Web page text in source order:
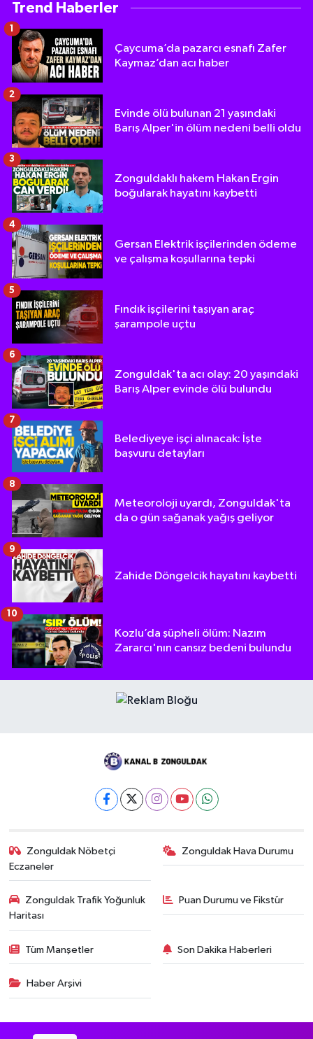
Trend Haberler
Çaycuma’da pazarcı esnafı Zafer
Kaymaz’dan acı haber
1
Evinde ölü bulunan 21 yaşındaki
Barış Alper'in ölüm nedeni belli oldu
2
Zonguldaklı hakem Hakan Ergin
boğularak hayatını kaybetti
3
Gersan Elektrik işçilerinden ödeme
ve çalışma koşullarına tepki
4
Fındık işçilerini taşıyan araç
şarampole uçtu
5
Zonguldak'ta acı olay: 20 yaşındaki
Barış Alper evinde ölü bulundu
6
Belediyeye işçi alınacak: İşte
başvuru detayları
7
Meteoroloji uyardı, Zonguldak'ta
da o gün sağanak yağış geliyor
8
Zahide Döngelcik hayatını kaybetti
9
Kozlu’da şüpheli ölüm: Nazım
Zararcı'nın cansız bedeni bulundu
10
Zonguldak Nöbetçi
Eczaneler
Zonguldak Hava Durumu
Zonguldak Trafik Yoğunluk
Haritası
Puan Durumu ve Fikstür
Tüm Manşetler Son Dakika Haberleri
Haber Arşivi